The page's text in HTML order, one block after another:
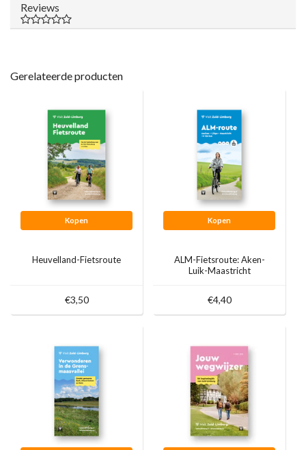
Reviews
Gerelateerde producten
Kopen
Heuvelland-Fietsroute
€3,50
Kopen
ALM-Fietsroute: Aken-
Luik-Maastricht
€4,40